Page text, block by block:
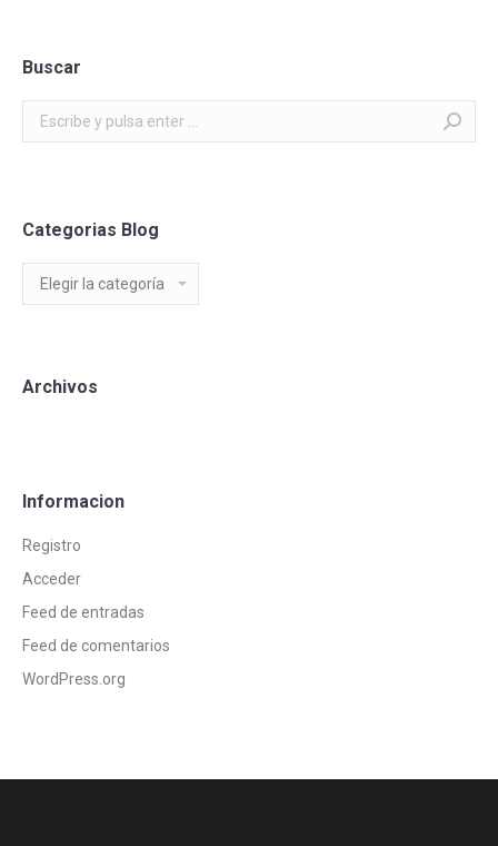
Buscar
Buscar:
Categorias Blog
Categorias
Blog
Archivos
Informacion
Registro
Acceder
Feed de entradas
Feed de comentarios
WordPress.org